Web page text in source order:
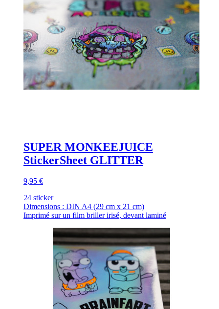
SUPER MONKEEJUICE
StickerSheet GLITTER
9,95 €
24 sticker
Dimensions : DIN A4 (29 cm x 21 cm)
Imprimé sur un film briller irisé, devant laminé